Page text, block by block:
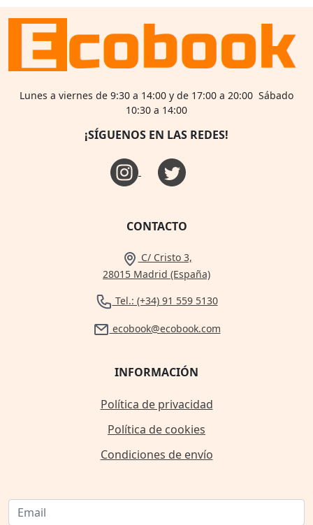
Lunes a viernes de 9:30 a 14:00 y de 17:00 a 20:00 Sábado
10:30 a 14:00
¡SÍGUENOS EN LAS REDES!
CONTACTO
C/ Cristo 3,
28015 Madrid (España)
Tel.: (+34) 91 559 5130
ecobook@ecobook.com
INFORMACIÓN
Política de privacidad
Política de cookies
Condiciones de envío